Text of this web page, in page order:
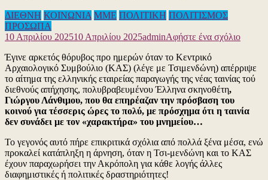
ΔΙΕΘΝΗ ΚΟΙΝΩΝΙΑ ΜΜΕ ΠΟΛΙΤΙΚΗ ΠΟΛΙΤΙΣΜΟΣ
ΠΡΟΣΩΠΑ
10 Απριλίου 202510 Απριλίου 2025adminΑφήστε ένα σχόλιογια
το
διεθνή
της
να
Έγινε αρκετός θόρυβος προ ημερών όταν το Κεντρικό
Αρχαιολογικό Συμβούλιο (ΚΑΣ) (λέγε με Τσιμενδώνη) απέρριψε
το αίτημα της ελληνικής εταιρείας παραγωγής της νέας ταινίας τού
διεθνούς απήχησης, πολυβραβευμένου Έλληνα σκηνοθέτη,
Γιώργου Λάνθιμου, που θα επηρέαζαν την πρόσβαση του
κοινού για τέσσερις ώρες το πολύ, με πρόσχημα ότι η ταινία
δεν συνάδει με τον «χαρακτήρα» του μνημείου…
Το γεγονός αυτό πήρε επικριτικά σχόλια από πολλά ξένα μέσα, ενώ
προκαλεί κατάπληξη η άρνηση, όταν η Τσι-μενδώνη και το ΚΑΣ
έχουν παραχωρήσει την Ακρόπολη για κάθε λογής άλλες
διαφημιστικές ή πολιτικές δραστηριότητες!